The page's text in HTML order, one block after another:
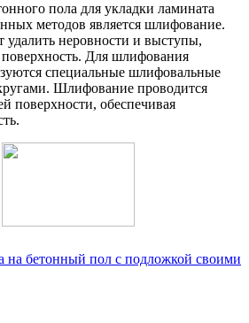
пола для укладки ламината
методов является шлифование.
удалить неровности и выступы,
поверхность. Для шлифования
специальные шлифовальные
Шлифование проводится
поверхности, обеспечивая
на бетонный пол с подложкой своими